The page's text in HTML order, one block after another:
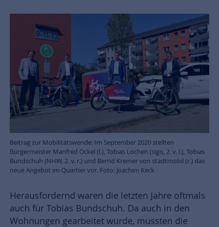
Beitrag zur Mobilitätswende: Im September 2020 stellten
Bürgermeister Manfred Ockel (l.), Tobias Lochen (sigo, 2. v. l.), Tobias
Bundschuh (NHW, 2. v. r.) und Bernd Kremer von stadtmobil (r.) das
neue Angebot im Quartier vor. Foto: Joachim Keck
Herausfordernd waren die letzten Jahre oftmals
auch für Tobias Bundschuh. Da auch in den
Wohnungen gearbeitet wurde, mussten die